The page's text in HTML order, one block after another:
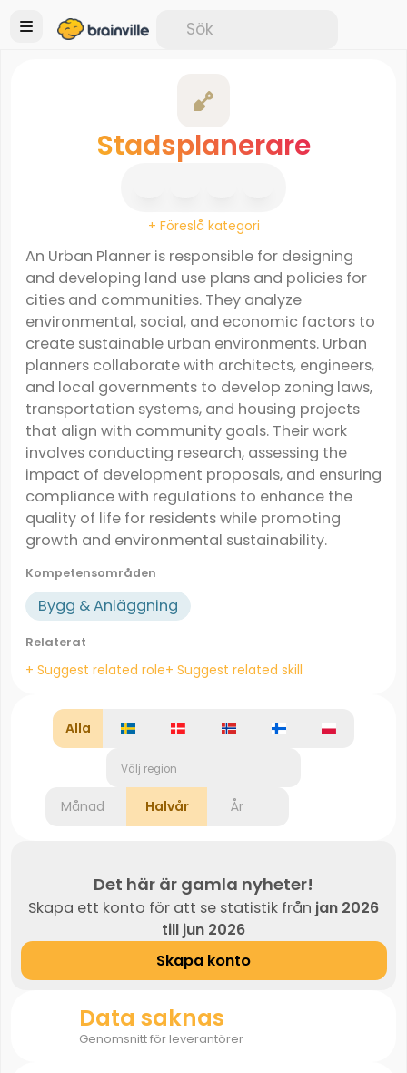
Stadsplanerare
+ Föreslå kategori
An Urban Planner is responsible for designing
and developing land use plans and policies for
cities and communities. They analyze
environmental, social, and economic factors to
create sustainable urban environments. Urban
planners collaborate with architects, engineers,
and local governments to develop zoning laws,
transportation systems, and housing projects
that align with community goals. Their work
involves conducting research, assessing the
impact of development proposals, and ensuring
compliance with regulations to enhance the
quality of life for residents while promoting
growth and environmental sustainability.
Kompetensområden
Bygg & Anläggning
Relaterat
+ Suggest related role+ Suggest related skill
Alla
Välj region
Månad Halvår År
Det här är gamla nyheter!
Skapa ett konto för att se statistik från jan 2026
till jun 2026
Skapa konto
Data saknas
Genomsnitt för leverantörer